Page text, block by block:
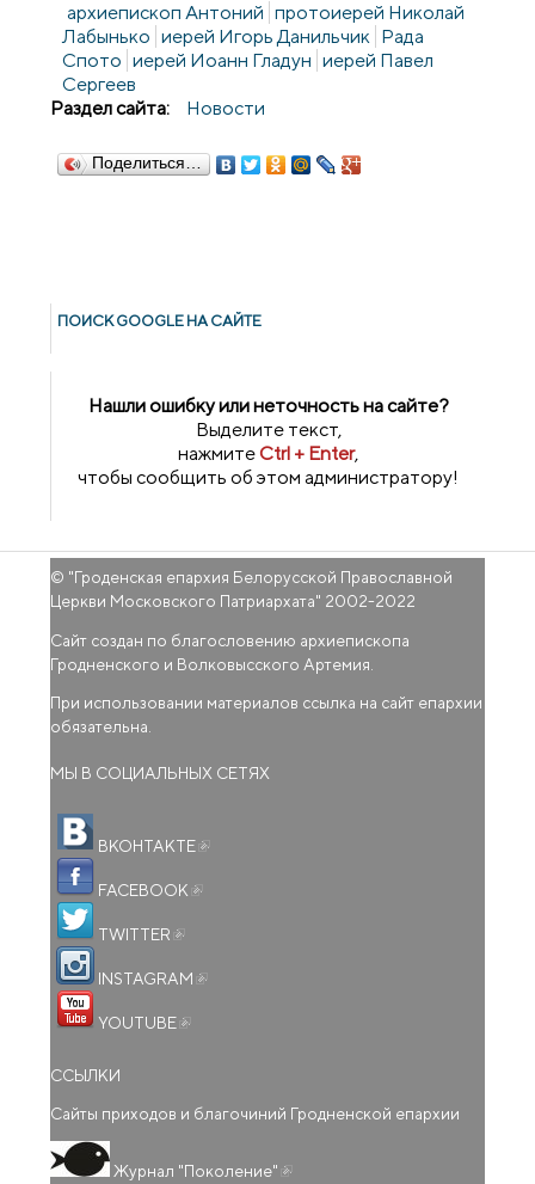
архиепископ Антоний протоиерей Николай
Лабынько иерей Игорь Данильчик Рада
Спото иерей Иоанн Гладун иерей Павел
Сергеев
Раздел сайта:
Новости
Поделиться…
ПОИСК GOОGLE НА САЙТЕ
Нашли ошибку или неточность на сайте?
Выделите текст,
нажмитеCtrl + Enter,
чтобы сообщить об этом администратору!
© "Гроденская епархия Белорусской Православной
Церкви Московского Патриархата" 2002-2022
Сайт создан по благословению архиепископа
Гродненского и Волковысского Артемия.
При использовании материалов ссылка на сайт епархии
обязательна.
МЫ В СОЦИАЛЬНЫХ СЕТЯХ
ВКОНТАКТЕ
FACEBOOK
TWITTER
INSTAGRAM
YOUTUBE
ССЫЛКИ
Сайты приходов и благочиний Гродненской епархии
Журнал "Поколение"